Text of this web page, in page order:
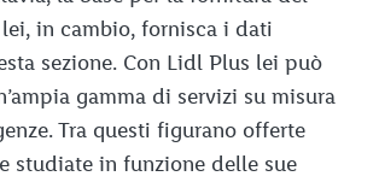
in cambio, fornisca i dati
sezione. Con Lidl Plus lei può
gamma di servizi su misura
Tra questi figurano offerte
studiate in funzione delle sue